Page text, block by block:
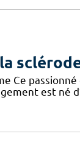
Ce
est né